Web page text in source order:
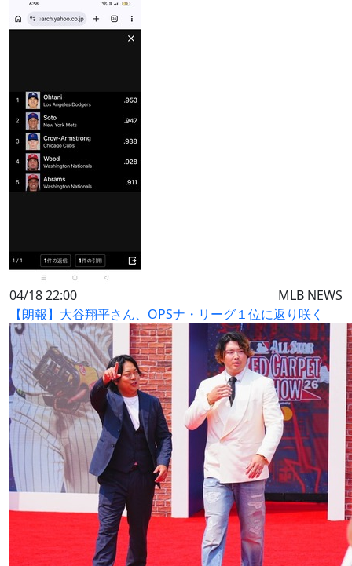
04/18 22:00
MLB NEWS
【朗報】大谷翔平さん、OPSナ・リーグ１位に返り咲く